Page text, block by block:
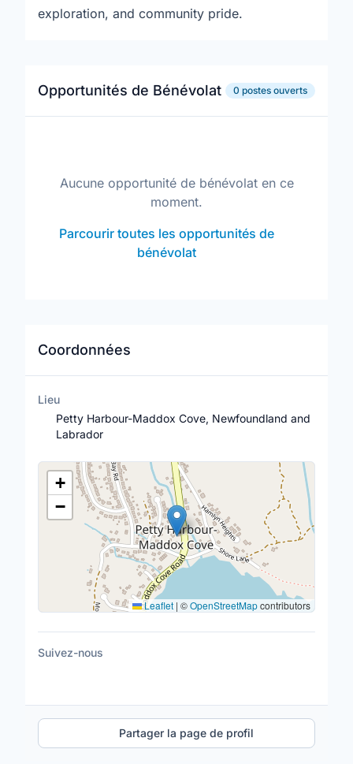
exploration, and community pride.
Opportunités de Bénévolat 0 postes ouverts
Aucune opportunité de bénévolat en ce
moment.
Parcourir toutes les opportunités de
bénévolat
Coordonnées
Lieu
Petty Harbour-Maddox Cove, Newfoundland and
Labrador
Lieu
+
−
Leaflet | ©OpenStreetMapcontributors
Suivez-nous
Partager la page de profil